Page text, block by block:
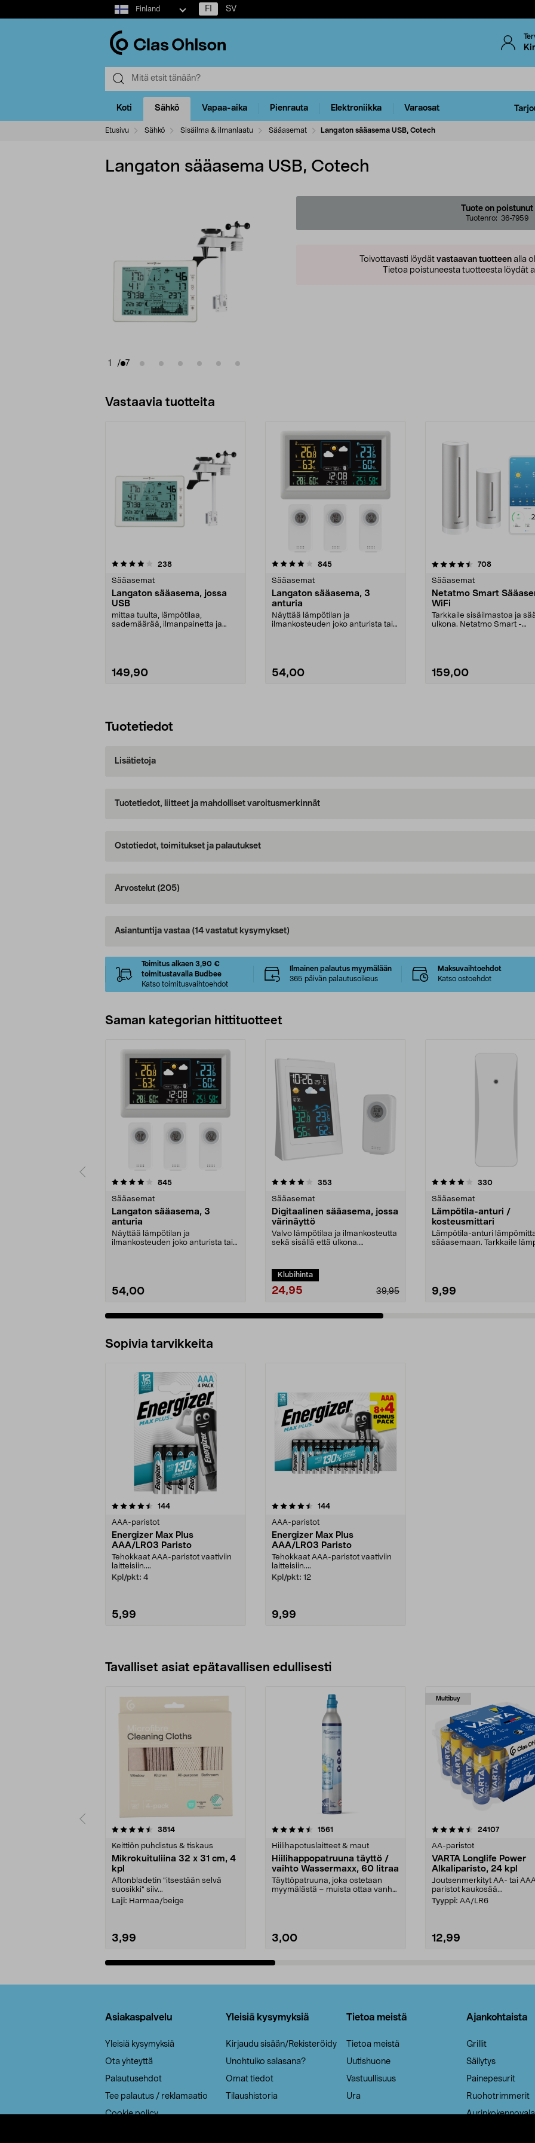
Select
market
Finland FI SV
Koti Sähkö Vapaa-aika Pienrauta Elektroniikka Varaosat
Etusivu Sähkö Sisäilma & ilmanlaatu Sääasemat Langaton sääasema USB, Cotech
Langaton sääasema USB, Cotech
1 / 7
Tuote on poistunut
Tuotenro: 36-7959
Toivottavasti löydät vastaavan tuotteen alla
Tietoa poistuneesta tuotteesta löydät
Vastaavia tuotteita
238arvostelut
Sääasemat
Langaton sääasema, jossa
USB
mittaa tuulta, lämpötilaa,
sademäärää, ilmanpainetta ja
149,90
4.0viidestä
845arvostelut
Sääasemat
Langaton sääasema, 3
anturia
Näyttää lämpötilan ja
ilmankosteuden joko anturista tai
54,00
4.5viidestä
708arvostelut
Sääasemat
Netatmo Smart
WiFi
Tarkkaile sisäilmastoa ja
ulkona. Netatmo Smart -
159,00
Tuotetiedot
Lisätietoja
Tuotetiedot, liitteet ja mahdolliset varoitusmerkinnät
Ostotiedot, toimitukset ja palautukset
Arvostelut (205)
Asiantuntija vastaa (14 vastatut kysymykset)
Toimitus alkaen 3,90 €
toimitustavalla Budbee
Katso toimitusvaihtoehdot
Ilmainen palautus myymälään
365 päivän palautusoikeus
Maksuvaihtoehdot
Katso ostoehdot
Saman kategorian hittituotteet
845arvostelut
Sääasemat
Langaton sääasema, 3
anturia
Näyttää lämpötilan ja
ilmankosteuden joko anturista tai
54,00
4.0 viidestä
353
Sääasemat
Digitaalinen sääasema, jossa
värinäyttö
Valvo lämpötilaa ja ilmankosteutta
sekä sisällä että ulkona.
Klubihinta
24,95 39,95
4.0 viidestä
330arvostelut
Sääasemat
Lämpötila-anturi /
kosteusmittari
Lämpötila-anturi
sääasemaan. Tarkkaile
9,99
4.0 viidestä
Sopivia tarvikkeita
144arvostelut
AAA-paristot
Energizer Max Plus
AAA/LR03 Paristo
Tehokkaat AAA-paristot vaativiin
laitteisiin....
Kpl/pkt: 4
5,99
4.5viidestä
144arvostelut
AAA-paristot
Energizer Max Plus
AAA/LR03 Paristo
Tehokkaat AAA-paristot vaativiin
laitteisiin....
Kpl/pkt: 12
9,99
Tavalliset asiat epätavallisen edullisesti
3814arvostelut
Keittiön puhdistus & tiskaus
Mikrokuituliina 32 x 31 cm, 4
kpl
Aftonbladetin "itsestään selvä
suosikki" siiv...
Laji: Harmaa/beige
3,99
4.5viidestä
1561
Hiilihapotuslaitteet & maut
Hiilihappopatruuna täyttö /
vaihto Wassermaxx, 60 litraa
Täyttöpatruuna, joka ostetaan
myymälästä – muista ottaa vanha
3,00
Multibuy
4.5viidestä
24107arvostelut
AA-paristot
VARTA Longlife Power
Alkaliparisto, 24 kpl
Joutsenmerkityt AA- tai
paristot kaukosää...
Tyyppi: AA/LR6
12,99
4.5viidestä
Asiakaspalvelu
Yleisiä kysymyksiä
Ota yhteyttä
Palautusehdot
Tee palautus / reklamaatio
Cookie policy
Yleisiä kysymyksiä
Kirjaudu sisään/Rekisteröidy
Unohtuiko salasana?
Omat tiedot
Tilaushistoria
Tietoa meistä
Tietoa meistä
Uutishuone
Vastuullisuus
Ura
Ajankohtaista
Grillit
Säilytys
Painepesurit
Ruohotrimmerit